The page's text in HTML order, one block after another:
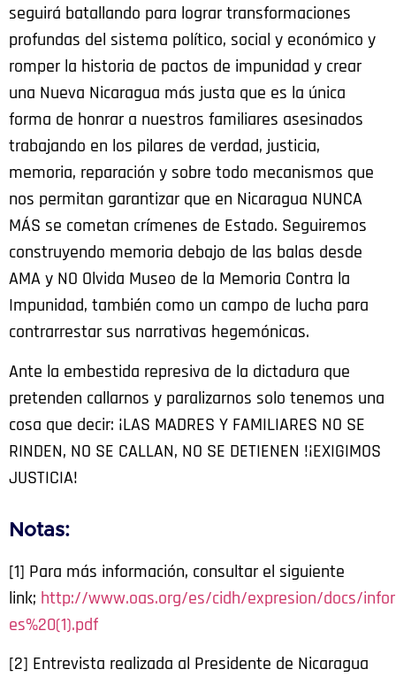
seguirá batallando para lograr transformaciones
profundas del sistema político, social y económico y
romper la historia de pactos de impunidad y crear
una Nueva Nicaragua más justa que es la única
forma de honrar a nuestros familiares asesinados
trabajando en los pilares de verdad, justicia,
memoria, reparación y sobre todo mecanismos que
nos permitan garantizar que en Nicaragua NUNCA
MÁS se cometan crímenes de Estado. Seguiremos
construyendo memoria debajo de las balas desde
AMA y NO Olvida Museo de la Memoria Contra la
Impunidad, también como un campo de lucha para
contrarrestar sus narrativas hegemónicas.
Ante la embestida represiva de la dictadura que
pretenden callarnos y paralizarnos solo tenemos una
cosa que decir: ¡LAS MADRES Y FAMILIARES NO SE
RINDEN, NO SE CALLAN, NO SE DETIENEN !¡EXIGIMOS
JUSTICIA!
Notas:
[1] Para más información, consultar el siguiente
link; http://www.oas.org/es/cidh/expresion/docs/
es%20(1).pdf
[2] Entrevista realizada al Presidente de Nicaragua